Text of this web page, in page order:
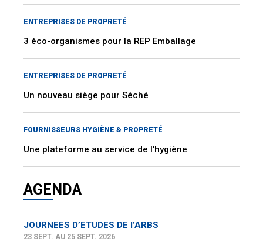
ENTREPRISES DE PROPRETÉ
3 éco-organismes pour la REP Emballage
ENTREPRISES DE PROPRETÉ
Un nouveau siège pour Séché
FOURNISSEURS HYGIÈNE & PROPRETÉ
Une plateforme au service de l’hygiène
AGENDA
JOURNEES D’ETUDES DE l’ARBS
23 SEPT. AU 25 SEPT. 2026